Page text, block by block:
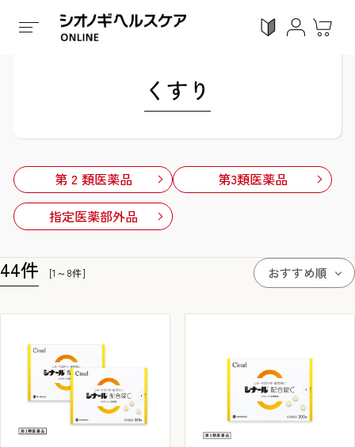
ログイン
感染対策 Proシリーズ
症状から探す
ブランドから探す
くすり
第 2 類医薬品
第3類医薬品
指定医薬部外品
おすすめ順
44件 [1～8件]
ホーム / 全ての商品 / くすり